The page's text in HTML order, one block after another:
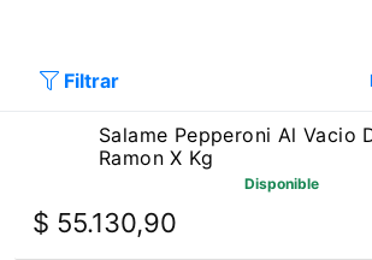
Filtrar
Salame Pepperoni Al Vacio
Ramon X Kg
Disponible
$ 55.130,90